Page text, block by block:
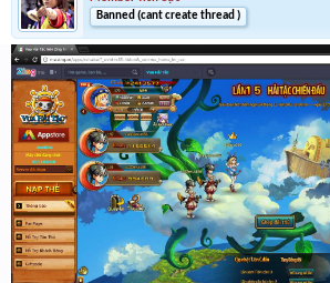
Banned (cant create thread )